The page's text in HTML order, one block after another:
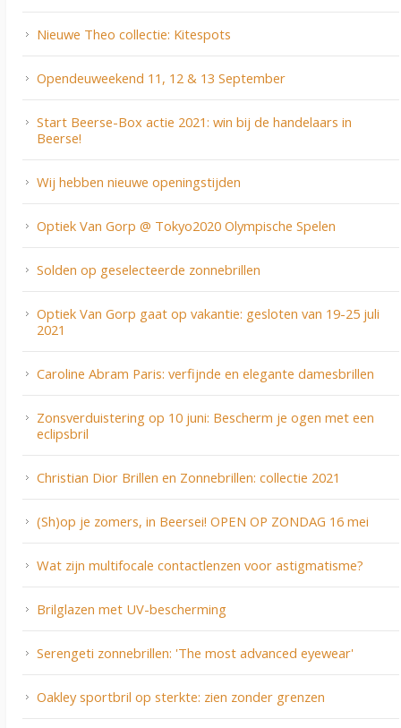
Nieuwe Theo collectie: Kitespots
Opendeuweekend 11, 12 & 13 September
Start Beerse-Box actie 2021: win bij de handelaars in
Beerse!
Wij hebben nieuwe openingstijden
Optiek Van Gorp @ Tokyo2020 Olympische Spelen
Solden op geselecteerde zonnebrillen
Optiek Van Gorp gaat op vakantie: gesloten van 19-25 juli
2021
Caroline Abram Paris: verfijnde en elegante damesbrillen
Zonsverduistering op 10 juni: Bescherm je ogen met een
eclipsbril
Christian Dior Brillen en Zonnebrillen: collectie 2021
(Sh)op je zomers, in Beersei! OPEN OP ZONDAG 16 mei
Wat zijn multifocale contactlenzen voor astigmatisme?
Brilglazen met UV-bescherming
Serengeti zonnebrillen: 'The most advanced eyewear'
Oakley sportbril op sterkte: zien zonder grenzen